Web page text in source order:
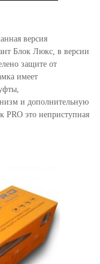
версия
Блок Люкс, в версии
защите от
имеет
и дополнительную
PRO это неприступная